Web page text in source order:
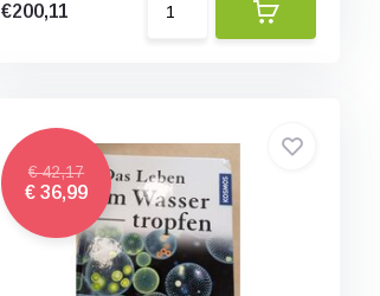
€200,11
€ 42,17
€ 36,99